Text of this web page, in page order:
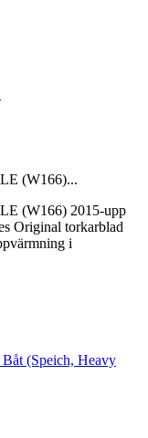
(W166)...
(W166) 2015-upp
Original torkarblad
i